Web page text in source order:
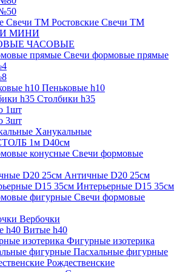
Ростовские Свечи ТМ
МИНИ
ЧАСОВЫЕ
Свечи формовые прямые
Пеньковые h10
Столбики h35
1шт
3шт
Ханукальные
1м D40см
Свечи формовые
Античные D20 25см
Интерьерные D15 35см
Свечи формовые
Вербочки
Витые h40
Фигурные изотерика
Пасхальные фигурные
Рождественские